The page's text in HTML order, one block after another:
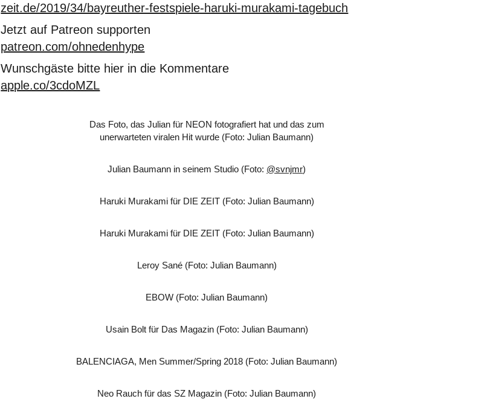
zeit.de/2019/34/bayreuther-festspiele-haruki-murakami-tagebuch
Jetzt auf Patreon supporten
patreon.com/ohnedenhype
Wunschgäste bitte hier in die Kommentare
apple.co/3cdoMZL
Das Foto, das Julian für NEON fotografiert hat und das zum
unerwarteten viralen Hit wurde (Foto: Julian Baumann)
Julian Baumann in seinem Studio (Foto: @svnjmr)
Haruki Murakami für DIE ZEIT (Foto: Julian Baumann)
Haruki Murakami für DIE ZEIT (Foto: Julian Baumann)
Leroy Sané (Foto: Julian Baumann)
EBOW (Foto: Julian Baumann)
Usain Bolt für Das Magazin (Foto: Julian Baumann)
BALENCIAGA, Men Summer/Spring 2018 (Foto: Julian Baumann)
Neo Rauch für das SZ Magazin (Foto: Julian Baumann)